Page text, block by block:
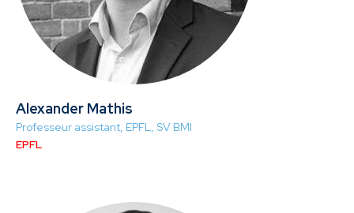
Alexander Mathis
Professeur assistant, EPFL, SV BMI
EPFL